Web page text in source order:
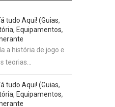
tudo Aqui! (Guias,
Equipamentos,
a história de jogo e
teorias…
tudo Aqui! (Guias,
Equipamentos,